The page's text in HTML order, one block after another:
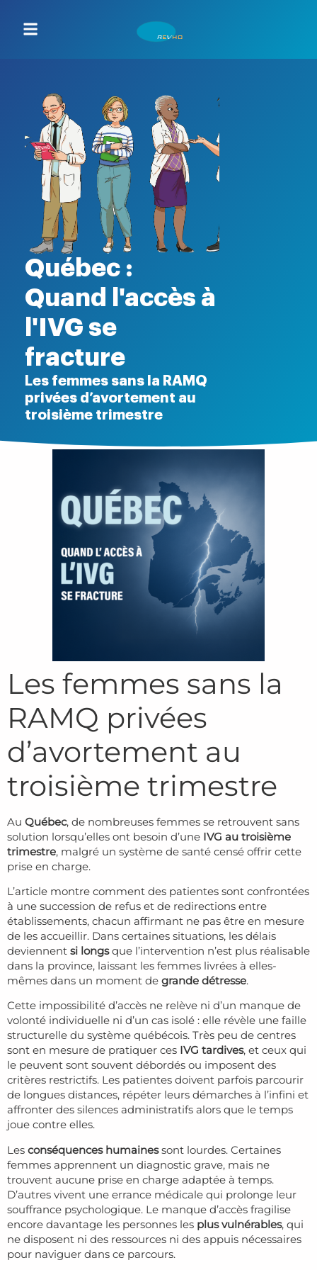
Québec :
Quand l'accès à
l'IVG se
fracture
Les femmes sans la RAMQ
privées d’avortement au
troisième trimestre
Les femmes sans la
RAMQ privées
d’avortement au
troisième trimestre
Au Québec, de nombreuses femmes se retrouvent sans
solution lorsqu’elles ont besoin d’une IVG au troisième
trimestre, malgré un système de santé censé offrir cette
prise en charge.
L’article montre comment des patientes sont confrontées
à une succession de refus et de redirections entre
établissements, chacun affirmant ne pas être en mesure
de les accueillir. Dans certaines situations, les délais
deviennent si longsque l’intervention n’est plus réalisable
dans la province, laissant les femmes livrées à elles-
mêmes dans un moment de grande détresse.
Cette impossibilité d’accès ne relève ni d’un manque de
volonté individuelle ni d’un cas isolé : elle révèle une faille
structurelle du système québécois. Très peu de centres
sont en mesure de pratiquer ces IVG tardives, et ceux qui
le peuvent sont souvent débordés ou imposent des
critères restrictifs. Les patientes doivent parfois parcourir
de longues distances, répéter leurs démarches à l’infini et
affronter des silences administratifs alors que le temps
joue contre elles.
Les conséquences humainessont lourdes. Certaines
femmes apprennent un diagnostic grave, mais ne
trouvent aucune prise en charge adaptée à temps.
D’autres vivent une errance médicale qui prolonge leur
souffrance psychologique. Le manque d’accès fragilise
encore davantage les personnes les plus vulnérables, qui
ne disposent ni des ressources ni des appuis nécessaires
pour naviguer dans ce parcours.